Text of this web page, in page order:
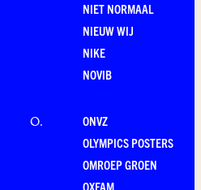
NIET NORMAAL
NIEUW WIJ
NIKE
NOVIB
O.
ONVZ
OLYMPICS POSTERS
OMROEP GROEN
OXFAM